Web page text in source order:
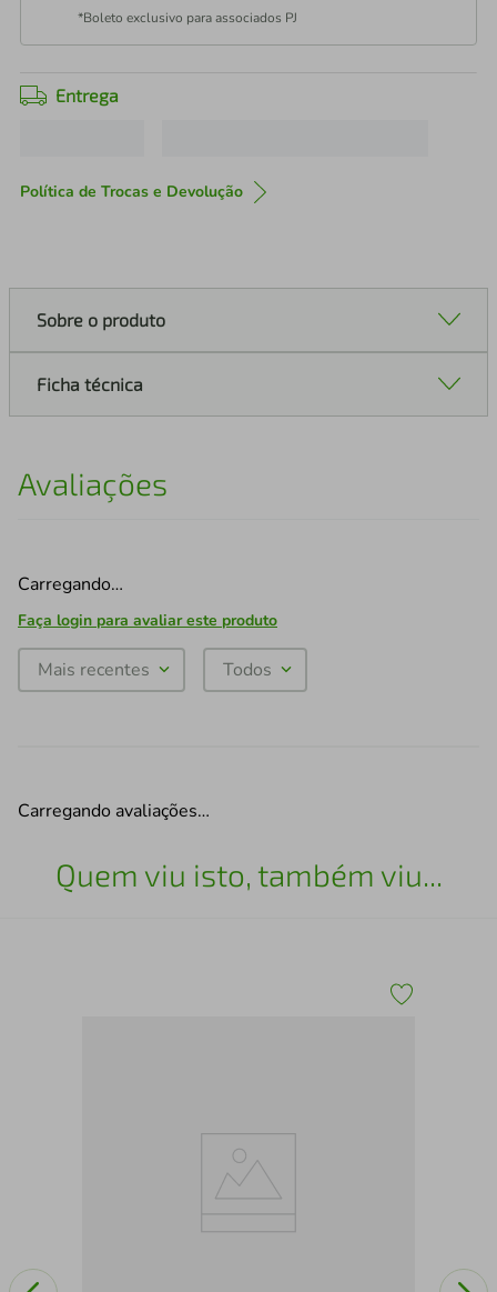
*Boleto exclusivo para associados PJ
Entrega
Política de Trocas e Devolução
Sobre o produto
Ficha técnica
Avaliações
Carregando…
Faça login para avaliar este produto
Mais recentes Todos
Carregando avaliações…
Quem viu isto, também viu...